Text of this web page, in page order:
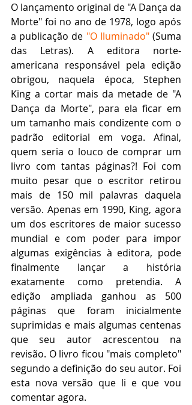
O lançamento original de "A Dança da
Morte" foi no ano de 1978, logo após
a publicação de "O Iluminado" (Suma
das Letras). A editora norte-
americana responsável pela edição
obrigou, naquela época, Stephen
King a cortar mais da metade de "A
Dança da Morte", para ela ficar em
um tamanho mais condizente com o
padrão editorial em voga. Afinal,
quem seria o louco de comprar um
livro com tantas páginas?! Foi com
muito pesar que o escritor retirou
mais de 150 mil palavras daquela
versão. Apenas em 1990, King, agora
um dos escritores de maior sucesso
mundial e com poder para impor
algumas exigências à editora, pode
finalmente lançar a história
exatamente como pretendia. A
edição ampliada ganhou as 500
páginas que foram inicialmente
suprimidas e mais algumas centenas
que seu autor acrescentou na
revisão. O livro ficou "mais completo"
segundo a definição do seu autor. Foi
esta nova versão que li e que vou
comentar agora.